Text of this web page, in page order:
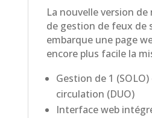
La nouvelle version
de gestion de feux de
embarque une page
encore plus facile la
Gestion de 1
circulation (DUO)
Interface web